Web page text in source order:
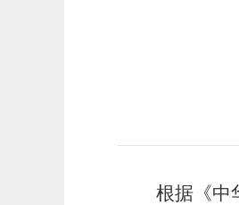
根据《中